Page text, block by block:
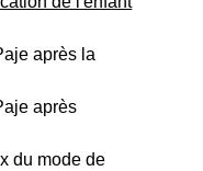
après la
après
du mode de